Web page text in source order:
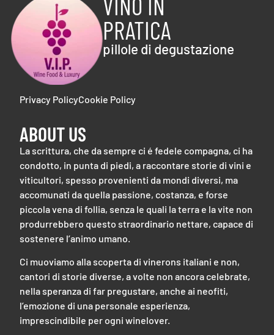
PRATICA
pillole di degustazione
Privacy PolicyCookie Policy
ABOUT US
La scrittura, che da sempre ci é fedele compagna, ci ha
condotto, in punta di piedi, a raccontare storie di vini e
viticultori, spesso provenienti da mondi diversi, ma
accomunati da quella passione, costanza, e forse
piccola vena di follia, senza le quali la terra e la vite non
produrrebbero questo straordinario nettare, capace di
sostenere l’animo umano.
Ci muoviamo alla scoperta di vinerons italiani e non,
cantori di storie diverse, a volte non ancora celebrate,
nella speranza di far pregustare, anche ai neofiti,
l’emozione di una personale esperienza,
imprescindibile per ogni winelover.